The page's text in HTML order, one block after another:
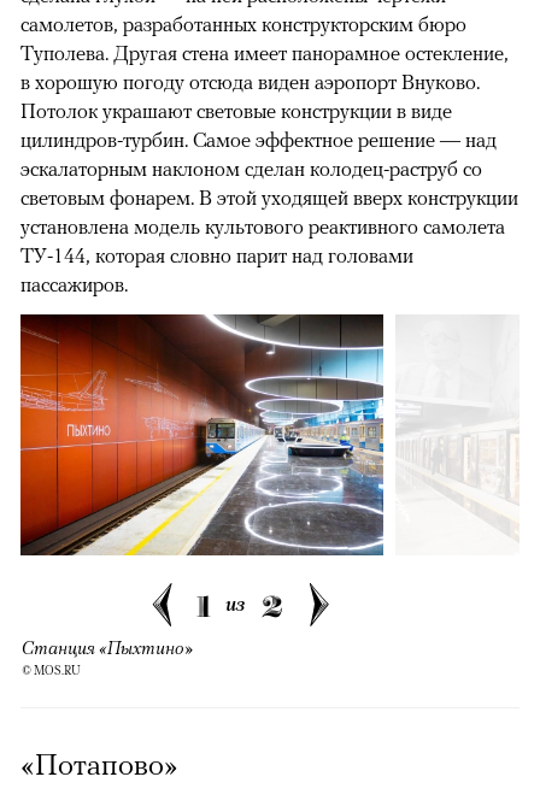
самолетов, разработанных конструкторским бюро
Туполева. Другая стена имеет панорамное остекление,
в хорошую погоду отсюда виден аэропорт Внуково.
Потолок украшают световые конструкции в виде
цилиндров-турбин. Самое эффектное решение — над
эскалаторным наклоном сделан колодец-раструб со
световым фонарем. В этой уходящей вверх конструкции
установлена модель культового реактивного самолета
ТУ-144, которая словно парит над головами
пассажиров.
1 из 2
Станция «Пыхтино»
© MOS.RU
«Потапово»